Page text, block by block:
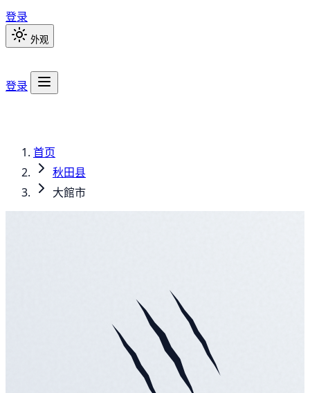
登录
外观
登录
首页
秋田县
大館市